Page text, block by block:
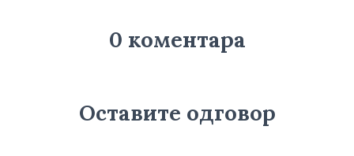
0 коментара
Оставите одговор